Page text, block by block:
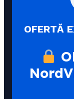
OFERTĂ